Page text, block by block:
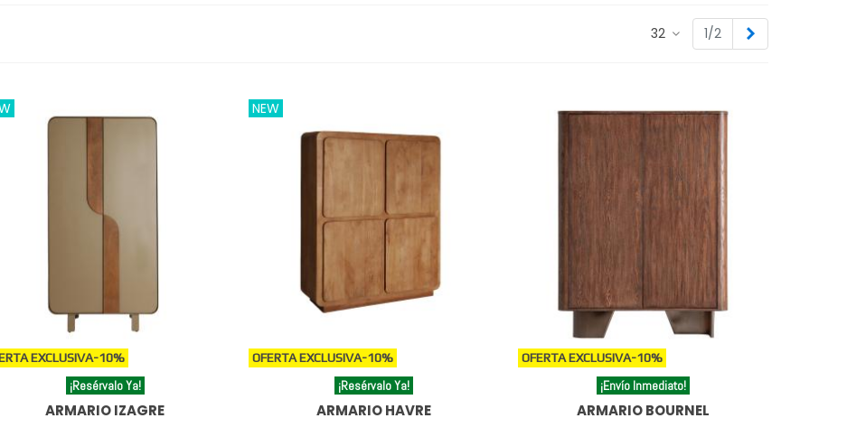
32 1/2
EXCLUSIVA-10%
¡Resérvalo Ya!
ARMARIO IZAGRE
NEW
OFERTA EXCLUSIVA-10%
¡Resérvalo Ya!
ARMARIO HAVRE
OFERTA EXCLUSIVA-10%
¡Envío Inmediato!
ARMARIO BOURNEL